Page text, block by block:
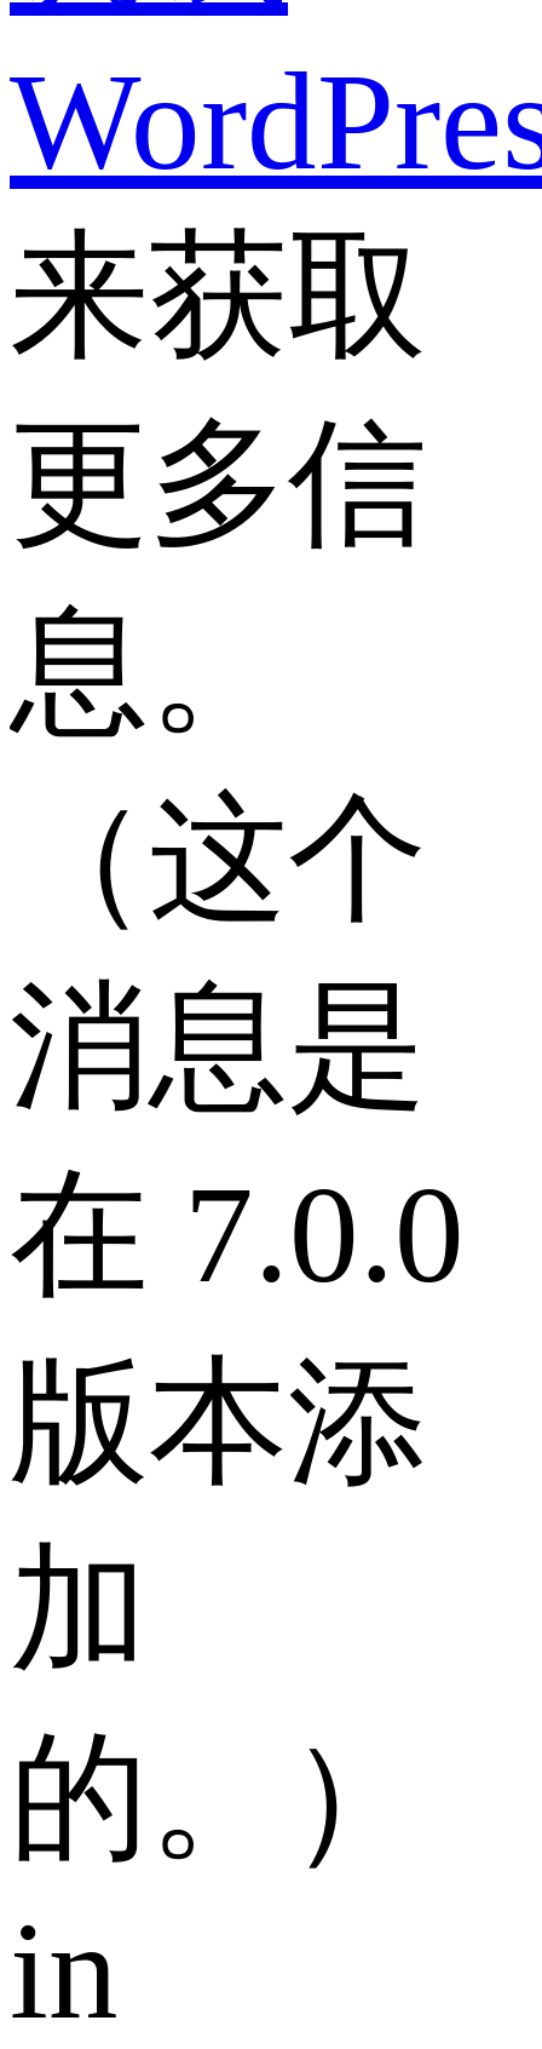
来获取
更多信
息。
（这个
消息是
在 7.0.0
版本添
加
的。）
in